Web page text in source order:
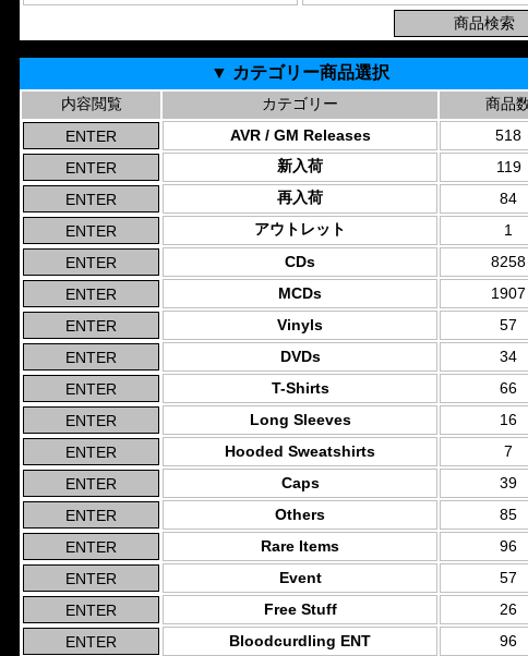
▼ カテゴリー商品選択
内容閲覧 カテゴリー
商品
AVR / GM Releases
518
新入荷
119
再入荷
84
アウトレット
1
CDs
8258
MCDs
1907
Vinyls
57
DVDs
34
T-Shirts
66
Long Sleeves
16
Hooded Sweatshirts
7
Caps
39
Others
85
Rare Items
96
Event
57
Free Stuff
26
Bloodcurdling ENT
96